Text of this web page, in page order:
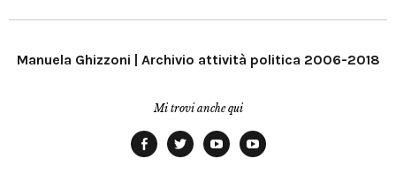
Manuela Ghizzoni | Archivio attività politica 2006-2018
Mi trovi anche qui